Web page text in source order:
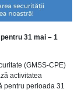
31 mai – 1
(GMSS-CPE)
activitatea
pentru perioada 31